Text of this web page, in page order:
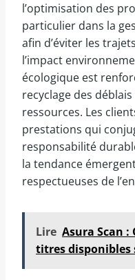
l’optimisation des
particulier dans la
afin d’éviter les
l’impact
écologique est
recyclage des
ressources. Les
prestations qui
responsabilité
la tendance
respectueuses de
Lire Asura Scan
titres disponibles